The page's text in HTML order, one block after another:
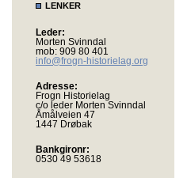
LENKER
Leder:
Morten Svinndal
mob: 909 80 401
info@frogn-historielag.org
Adresse:
Frogn Historielag
c/o leder Morten Svinndal
Åmålveien 47
1447 Drøbak
Bankgironr:
0530 49 53618